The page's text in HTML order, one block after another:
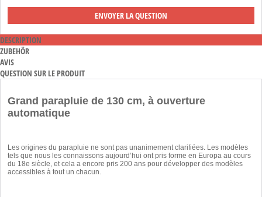
DESCRIPTION
ZUBEHÖR
AVIS
QUESTION SUR LE PRODUIT
Grand parapluie de 130 cm, à ouverture
automatique
Les origines du parapluie ne sont pas unanimement clarifiées. Les modèles
tels que nous les connaissons aujourd’hui ont pris forme en Europa au cours
du 18e siècle, et cela a encore pris 200 ans pour développer des modèles
accessibles à tout un chacun.